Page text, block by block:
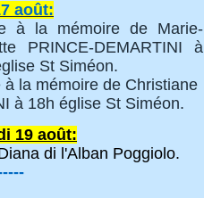
août:
à la mémoire de Marie-
PRINCE-DEMARTINI à
St Siméon.
à la mémoire de Christiane
à 18h église St Siméon.
19 août:
di l'Alban Poggiolo.